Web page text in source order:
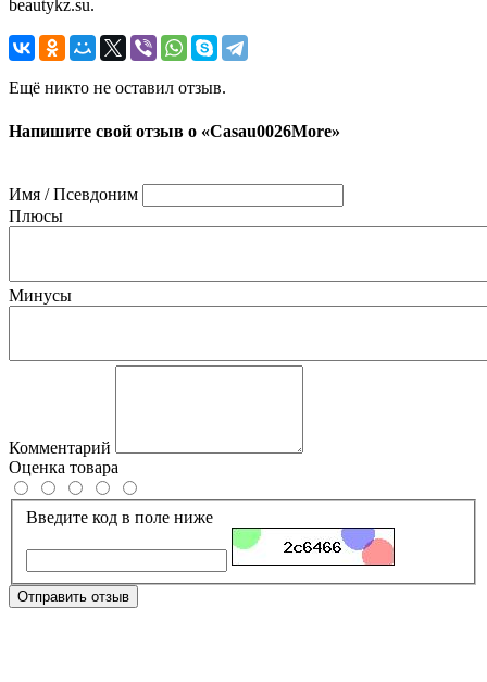
beautykz.su.
Ещё никто не оставил отзыв.
Напишите свой отзыв о «Casau0026More»
Имя / Псевдоним
Плюсы
Минусы
Комментарий
Оценка товара
Введите код в поле ниже
Отправить отзыв